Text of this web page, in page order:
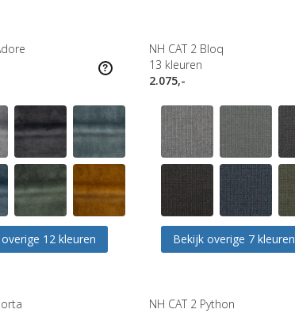
12 kleuren
NH CAT 2 Bloq
13 kleuren
2.075,-
Bekijk overige 7 kleuren
NH CAT 2 Python